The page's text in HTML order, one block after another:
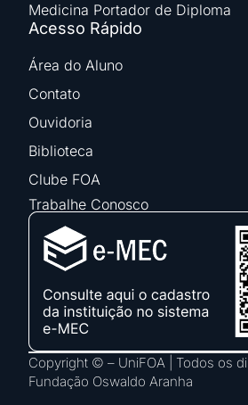
Medicina Portador de Diploma
Acesso Rápido
Área do Aluno
Contato
Ouvidoria
Biblioteca
Clube FOA
Trabalhe Conosco
Copyright © – UniFOA | Todos os
Fundação Oswaldo Aranha